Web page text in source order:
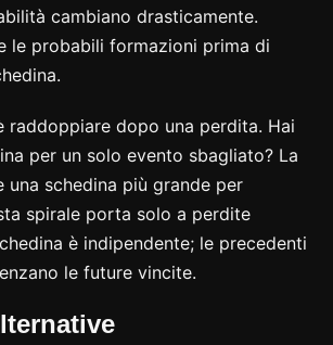
cambiano drasticamente.
le probabili formazioni prima di
raddoppiare dopo una perdita. Hai
per un solo evento sbagliato? La
una schedina più grande per
spirale porta solo a perdite
è indipendente; le precedenti
le future vincite.